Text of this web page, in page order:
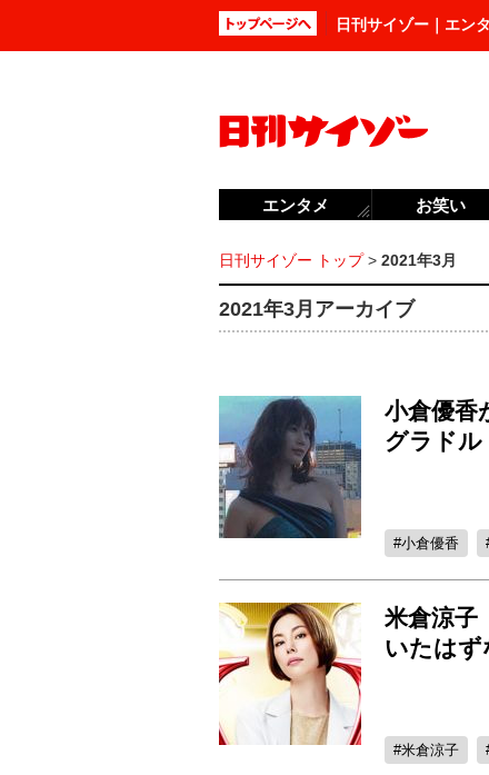
日刊サイゾー｜エン
日刊サイゾー トップ> 2021年3月
2021年3月アーカイブ
小倉優香
グラドル
小倉優香
米倉涼子
いたはず
米倉涼子
エンタメ お笑い